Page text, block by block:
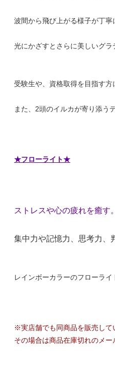
波間から飛び上がる様子が丁寧
光にかざすとさらに美しいグラ
受験生や、資格取得を目指す方
また、2頭のイルカが寄り添う
★フローライト★
ストレスや心の疲れを癒す
集中力や記憶力、思考力、
レインボーカラーのフローラ
※実店舗でも同商品を販売して
その場合は商品在庫切れのメー